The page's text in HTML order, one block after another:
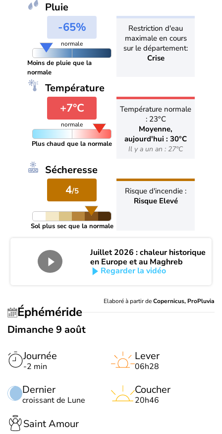
Pluie
-65%
normale
Moins de pluie que la
normale
Restriction d'eau
maximale en cours
sur le département:
Crise
Température
+7°C
normale
Plus chaud que la normale
Température normale
: 23°C
Moyenne,
aujourd'hui : 30°C
Il y a un an : 27°C
Sécheresse
4/5
Sol plus sec que la normale
Risque d'incendie :
Risque Elevé
Juillet 2026 : chaleur historique
en Europe et au Maghreb
Regarder la vidéo
Elaboré à partir deCopernicus, ProPluvia
Éphéméride
Dimanche 9 août
Journée
-2 min
Dernier
croissant de Lune
Lever
06h28
Coucher
20h46
Saint Amour